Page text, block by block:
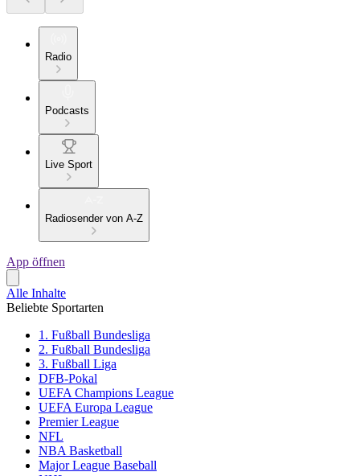
Radio
Podcasts
Live Sport
Radiosender von A-Z
App öffnen
Alle Inhalte
Beliebte Sportarten
1. Fußball Bundesliga
2. Fußball Bundesliga
3. Fußball Liga
DFB-Pokal
UEFA Champions League
UEFA Europa League
Premier League
NFL
NBA Basketball
Major League Baseball